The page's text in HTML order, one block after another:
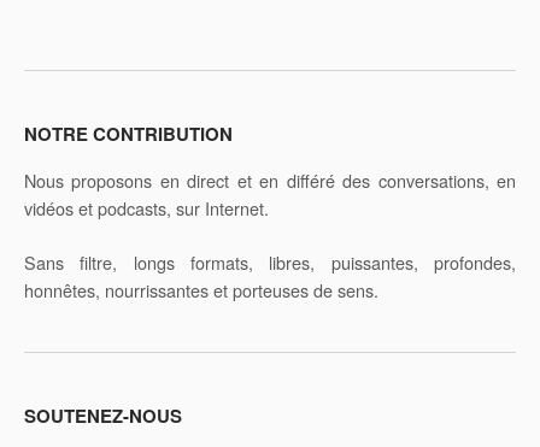
NOTRE CONTRIBUTION
Nous proposons en direct et en différé des conversations, en
vidéos et podcasts, sur Internet.
Sans filtre, longs formats, libres, puissantes, profondes,
honnêtes, nourrissantes et porteuses de sens.
SOUTENEZ-NOUS